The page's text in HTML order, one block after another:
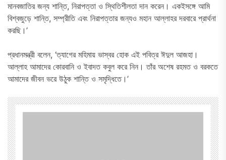
মানবজাতির জন্য শান্তি, নিরাপত্তা ও স্থিতিশীলতা দান করেন। একইসঙ্গে আমি
বিশ্বজুড়ে শান্তি, সম্প্রীতি এবং নিরাপত্তার জন্যও মহান আল্লাহর দরবারে প্রার্থনা
করছি।’
প্রধানমন্ত্রী বলেন, ‘ত্যাগের মহিমায় ভাস্বর হোক এই পবিত্র ঈদুল আজহা।
আল্লাহ আমাদের কোরবানি ও ইবাদত কবুল করে নিন। তাঁর অশেষ রহমত ও বরকতে
আমাদের জীবন ভরে উঠুক শান্তি ও সমৃদ্ধিতে।’